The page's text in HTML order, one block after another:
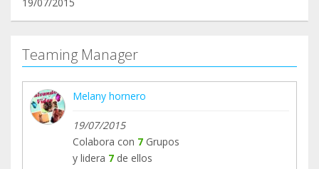
19/07/2015
Teaming Manager
Melany hornero
19/07/2015
Colabora con 7 Grupos
y lidera 7 de ellos